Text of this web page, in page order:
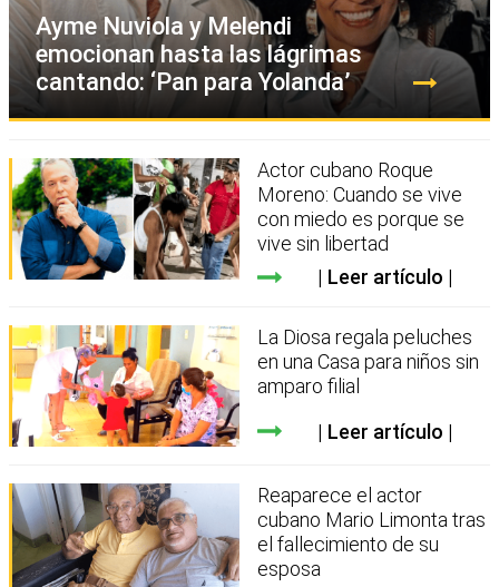
Ayme Nuviola y Melendi
emocionan hasta las lágrimas
cantando: ‘Pan para Yolanda’
Actor cubano Roque
Moreno: Cuando se vive
con miedo es porque se
vive sin libertad
Leer artículo
La Diosa regala peluches
en una Casa para niños sin
amparo filial
Leer artículo
Reaparece el actor
cubano Mario Limonta tras
el fallecimiento de su
esposa